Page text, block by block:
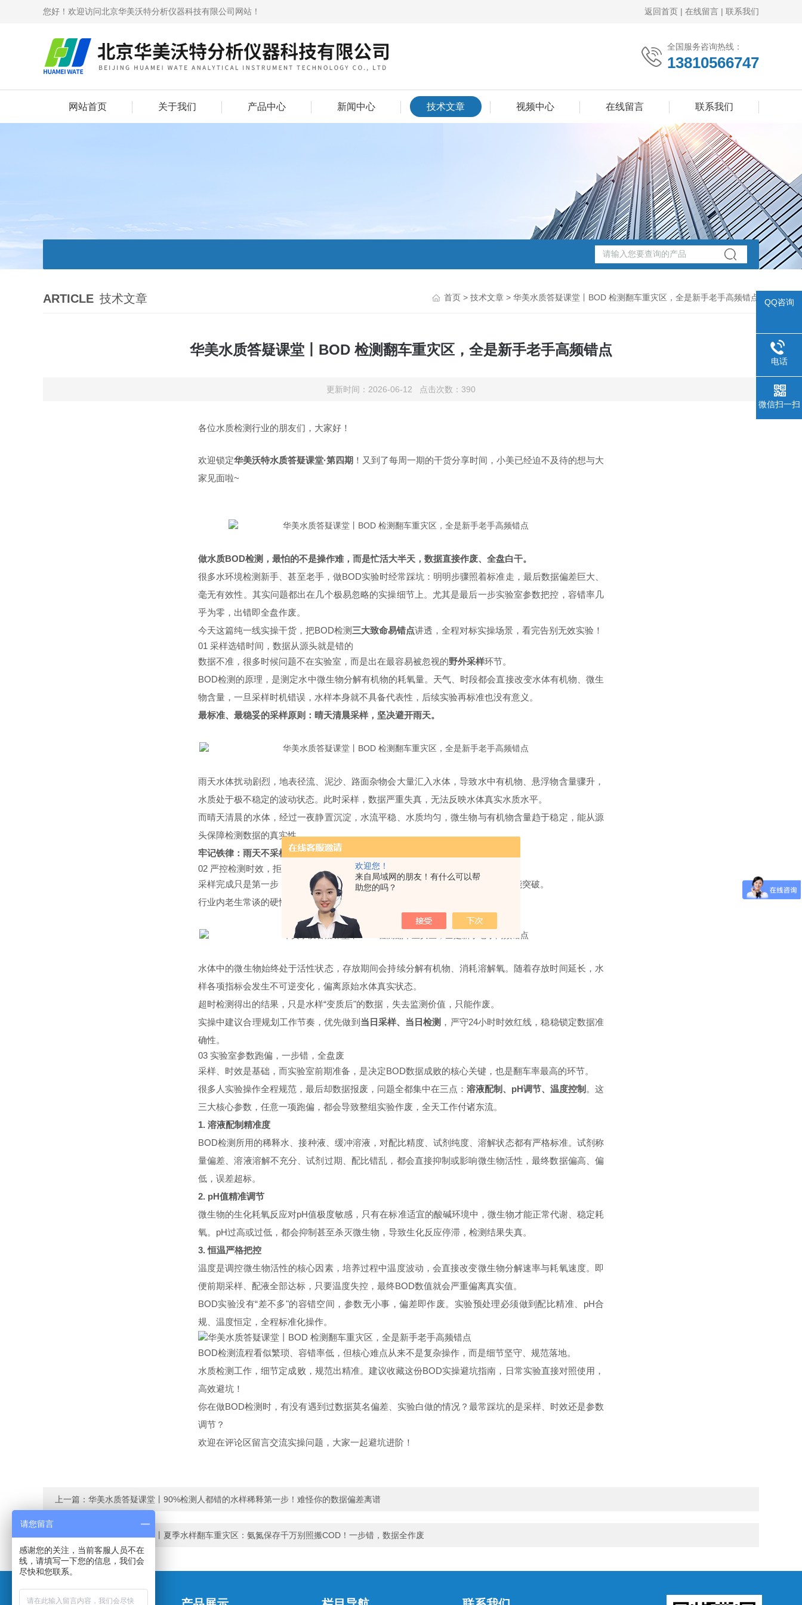
欢迎您！
来自局域网的朋友！有什么可以帮
助您的吗？
您好！欢迎访问北京华美沃特分析仪器科技有限公司网站！ 返回首页 | 在线留言 | 联系我们
全国服务咨询热线：
13810566747
网站首页 关于我们 产品中心 新闻中心 技术文章 视频中心 在线留言 联系我们
ARTICLE 技术文章 首页 > 技术文章 > 华美水质答疑课堂丨BOD 检测翻车重灾区，全是新手老手高频错点
华美水质答疑课堂丨BOD 检测翻车重灾区，全是新手老手高频错点
更新时间：2026-06-12 点击次数：390
各位水质检测行业的朋友们，大家好！
欢迎锁定华美沃特水质答疑课堂·第四期 ！又到了每周一期的干货分享时间，小美已经迫不及待的想与大
家见面啦~
做水质BOD检测，最怕的不是操作难，而是忙活大半天，数据直接作废、全盘白干。
很多水环境检测新手、甚至老手，做BOD实验时经常踩坑：明明步骤照着标准走，最后数据偏差巨大、
毫无有效性。其实问题都出在几个极易忽略的实操细节上。尤其是最后一步实验室参数把控，容错率几
乎为零，出错即全盘作废。
今天这篇纯一线实操干货，把BOD检测 三大致命易错点讲透，全程对标实操场景，看完告别无效实验！
01 采样选错时间，数据从源头就是错的
数据不准，很多时候问题不在实验室，而是出在最容易被忽视的野外采样环节。
BOD检测的原理，是测定水中微生物分解有机物的耗氧量。天气、时段都会直接改变水体有机物、微生
物含量，一旦采样时机错误，水样本身就不具备代表性，后续实验再标准也没有意义。
最标准、最稳妥的采样原则：晴天清晨采样，坚决避开雨天。
雨天水体扰动剧烈，地表径流、泥沙、路面杂物会大量汇入水体，导致水中有机物、悬浮物含量骤升，
水质处于极不稳定的波动状态。此时采样，数据严重失真，无法反映水体真实水质水平。
而晴天清晨的水体，经过一夜静置沉淀，水流平稳、水质均匀，微生物与有机物含量趋于稳定，能从源
头保障检测数据的真实性。
牢记铁律：雨天不采样，晨采数据稳。
02 严控检测时效，拒绝微生物“暗箱操作"
采样完成只是第一步，水样存放时长是影响BOD数据的第二道关键红线，绝对不能突破。
行业内老生常谈的硬性规则：水样取样后，必须在24小时内完成检测
水体中的微生物始终处于活性状态，存放期间会持续分解有机物、消耗溶解氧。随着存放时间延长，水
样各项指标会发生不可逆变化，偏离原始水体真实状态。
超时检测得出的结果，只是水样“变质后"的数据，失去监测价值，只能作废。
实操中建议合理规划工作节奏，优先做到 当日采样、当日检测 ，严守24小时时效红线，稳稳锁定数据准
确性。
03 实验室参数跑偏，一步错，全盘废
采样、时效是基础，而实验室前期准备 ，是决定BOD数据成败的核心关键，也是翻车率最高的环节。
很多人实验操作全程规范，最后却数据报废，问题全都集中在三点： 溶液配制、pH调节、温度控制 。这
三大核心参数，任意一项跑偏，都会导致整组实验作废，全天工作付诸东流。
1. 溶液配制精准度
BOD检测所用的稀释水、接种液、缓冲溶液，对配比精度、试剂纯度、溶解状态都有严格标准。试剂称
量偏差、溶液溶解不充分、试剂过期、配比错乱，都会直接抑制或影响微生物活性，最终数据偏高、偏
低，误差超标。
2. pH值精准调节
微生物的生化耗氧反应对pH值极度敏感，只有在标准适宜的酸碱环境中，微生物才能正常代谢、稳定耗
氧。pH过高或过低，都会抑制甚至杀灭微生物，导致生化反应停滞，检测结果失真。
3. 恒温严格把控
温度是调控微生物活性的核心因素，培养过程中温度波动，会直接改变微生物分解速率与耗氧速度。即
便前期采样、配液全部达标，只要温度失控，最终BOD数值就会严重偏离真实值。
BOD实验没有“差不多"的容错空间， 参数无小事，偏差即作废。实验预处理必须做到配比精准、pH合
规、温度恒定，全程标准化操作。
BOD检测流程看似繁琐、容错率低，但核心难点从来不是复杂操作，而是细节坚守、规范落地。
水质检测工作，细节定成败，规范出精准。建议收藏这份BOD实操避坑指南，日常实验直接对照使用，
高效避坑！
你在做BOD检测时，有没有遇到过数据莫名偏差、实验白做的情况？最常踩坑的是采样、时效还是参数
调节？
欢迎在评论区留言交流实操问题，大家一起避坑进阶！
上一篇： 华美水质答疑课堂丨90%检测人都错的水样稀释第一步！难怪你的数据偏差离谱
华美水质答疑课堂丨夏季水样翻车重灾区：氨氮保存千万别照搬COD！一步错，数据全作废
QQ咨询
电话
微信扫一扫
请您留言
感谢您的关注，当前客服人员不在
线，请填写一下您的信息，我们会
尽快和您联系。